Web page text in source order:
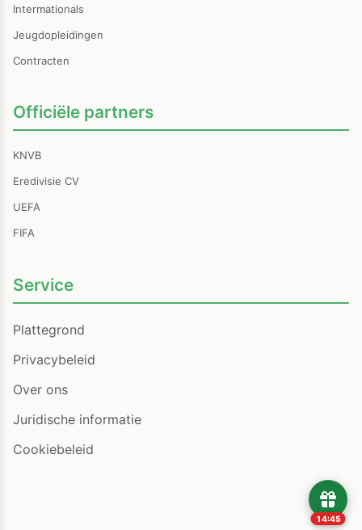
Intermationals
Jeugdopleidingen
Contracten
Officiële partners
KNVB
Eredivisie CV
UEFA
FIFA
Service
Plattegrond
Privacybeleid
Over ons
Juridische informatie
Cookiebeleid
14:44